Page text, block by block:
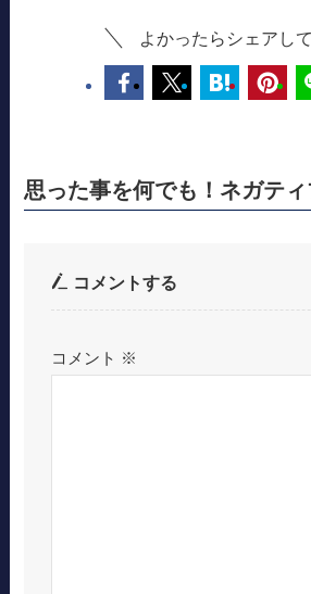
よかったらシェアして
思った事を何でも！ネガティ
コメントする
コメント ※